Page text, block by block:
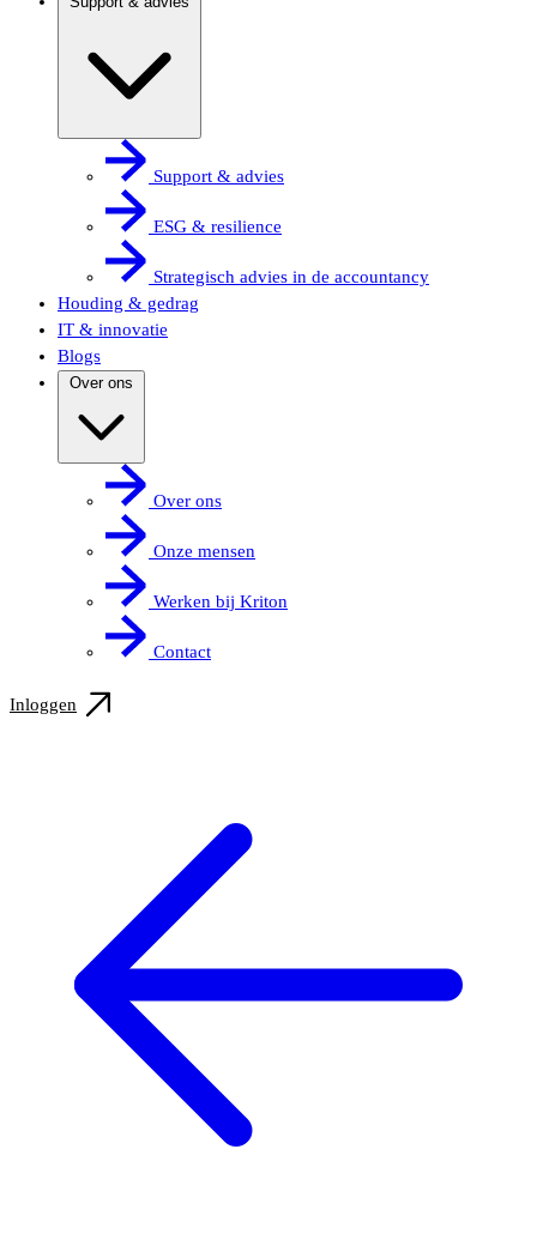
Support & advies
ESG & resilience
Strategisch advies in de accountancy
Houding & gedrag
IT & innovatie
Blogs
Over ons
Over ons
Onze mensen
Werken bij Kriton
Contact
Inloggen